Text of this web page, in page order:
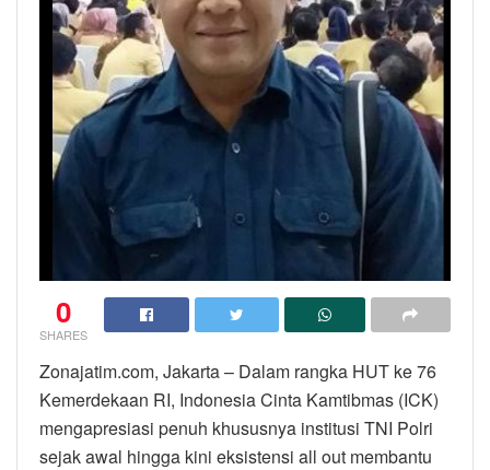
0
SHARES
Zonajatim.com, Jakarta – Dalam rangka HUT ke 76
Kemerdekaan RI, Indonesia Cinta Kamtibmas (ICK)
mengapresiasi penuh khususnya institusi TNI Polri
sejak awal hingga kini eksistensi all out membantu